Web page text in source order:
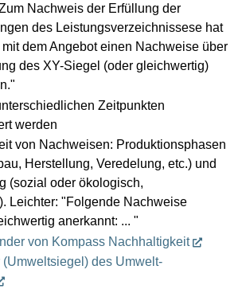
Nachweis der Erfüllung der
des Leistungsverzeichnissese hat
dem Angebot einen Nachweise über
des XY-Siegel (oder gleichwertig)
Zeitpunkten
werden
von Nachweisen: Produktionsphasen
Herstellung, Veredelung, etc.) und
(sozial oder ökologisch,
Leichter: "Folgende Nachweise
anerkannt: ... "
von Kompass Nachhaltigkeit
(Umweltsiegel) des Umwelt-